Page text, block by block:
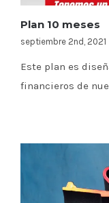
Plan 10 meses
septiembre 2nd, 2021
Este plan es
financieros de